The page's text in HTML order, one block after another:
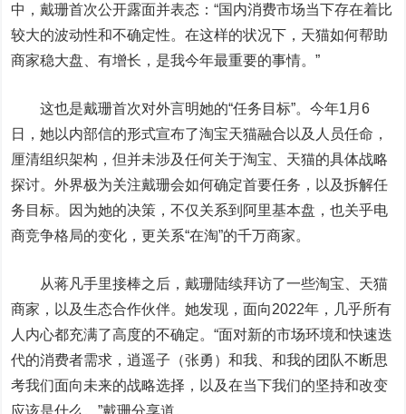
中，戴珊首次公开露面并表态：“国内消费市场当下存在着比
较大的波动性和不确定性。在这样的状况下，天猫如何帮助
商家稳大盘、有增长，是我今年最重要的事情。”
这也是戴珊首次对外言明她的“任务目标”。今年1月6
日，她以内部信的形式宣布了淘宝天猫融合以及人员任命，
厘清组织架构，但并未涉及任何关于淘宝、天猫的具体战略
探讨。外界极为关注戴珊会如何确定首要任务，以及拆解任
务目标。因为她的决策，不仅关系到阿里基本盘，也关乎电
商竞争格局的变化，更关系“在淘”的千万商家。
从蒋凡手里接棒之后，戴珊陆续拜访了一些淘宝、天猫
商家，以及生态合作伙伴。她发现，面向2022年，几乎所有
人内心都充满了高度的不确定。“面对新的市场环境和快速迭
代的消费者需求，逍遥子（张勇）和我、和我的团队不断思
考我们面向未来的战略选择，以及在当下我们的坚持和改变
应该是什么。”戴珊分享道。